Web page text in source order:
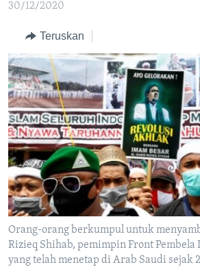
Utama
Lanjut
Pencarian
IKUTI KAMI
Bahasa-bahasa
30/12/2020
Teruskan
Orang-orang berkumpul untuk
Rizieq Shihab, pemimpin Front Pembela
yang telah menetap di Arab Saudi sejak